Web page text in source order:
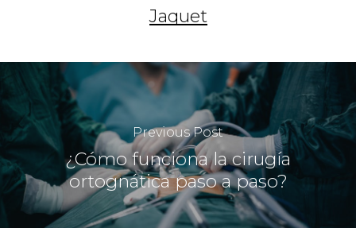
Jaquet
Previous Post
¿Cómo funciona la cirugía
ortognática paso a paso?